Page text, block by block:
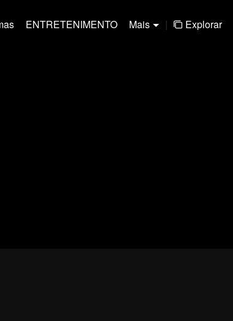
ENTRETENIMENTO Mais | Explorar